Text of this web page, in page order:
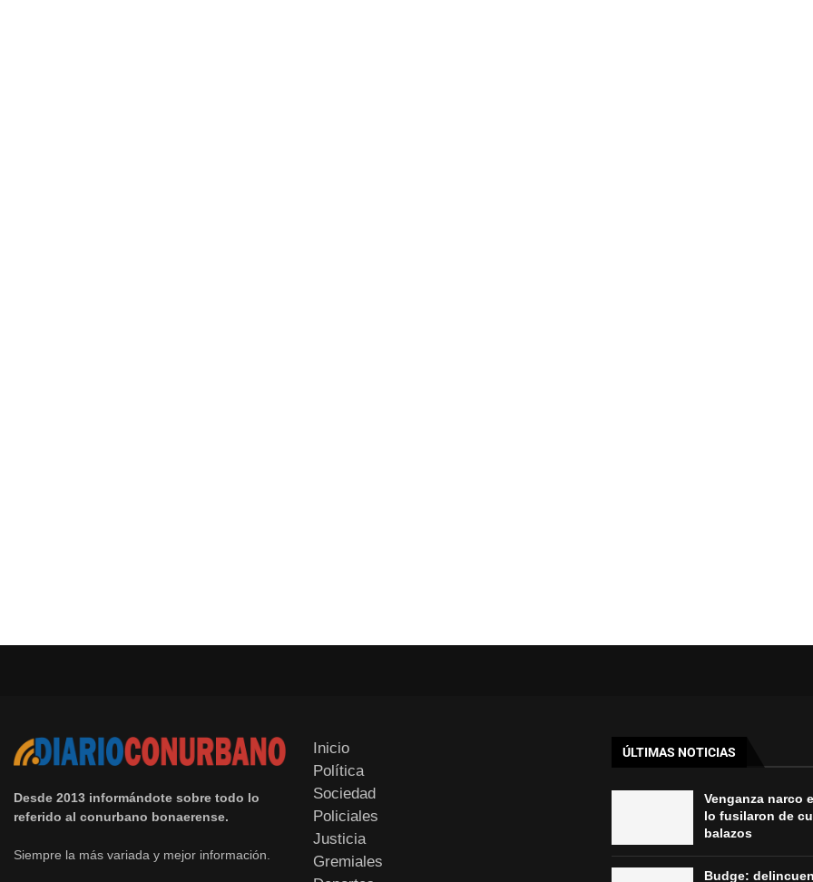
Desde 2013 informándote sobre todo lo
referido al conurbano bonaerense.
Siempre la más variada y mejor información.
Inicio
Política
Sociedad
Policiales
Justicia
Gremiales
ÚLTIMAS NOTICIAS
Venganza narco
lo fusilaron de
balazos
Budge: